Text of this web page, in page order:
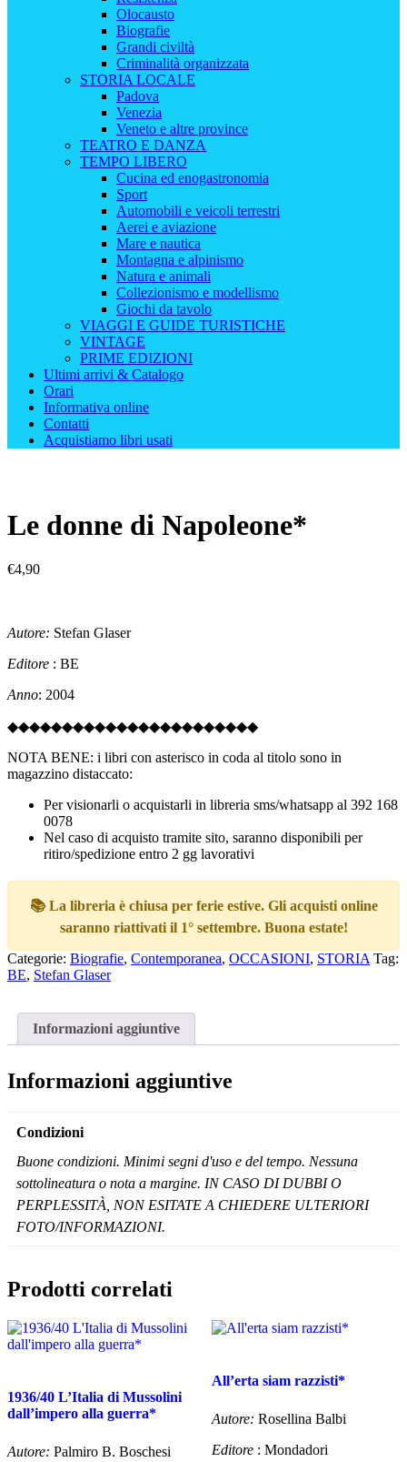
Olocausto
Biografie
Grandi civiltà
Criminalità organizzata
STORIA LOCALE
Padova
Venezia
Veneto e altre province
TEATRO E DANZA
TEMPO LIBERO
Cucina ed enogastronomia
Sport
Automobili e veicoli terrestri
Aerei e aviazione
Mare e nautica
Montagna e alpinismo
Natura e animali
Collezionismo e modellismo
Giochi da tavolo
VIAGGI E GUIDE TURISTICHE
VINTAGE
PRIME EDIZIONI
Ultimi arrivi & Catalogo
Orari
Informativa online
Contatti
Acquistiamo libri usati
Le donne di Napoleone*
€4,90
Autore: Stefan Glaser
Editore : BE
Anno: 2004
◆◆◆◆◆◆◆◆◆◆◆◆◆◆◆◆◆◆◆◆◆◆◆
NOTA BENE: i libri con asterisco in coda al titolo sono in
magazzino distaccato:
Per visionarli o acquistarli in libreria sms/whatsapp al 392 168
0078
Nel caso di acquisto tramite sito, saranno disponibili per
ritiro/spedizione entro 2 gg lavorativi
📚 La libreria è chiusa per ferie estive. Gli acquisti online
saranno riattivati il 1° settembre. Buona estate!
Categorie: Biografie, Contemporanea, OCCASIONI, STORIA Tag:
BE, Stefan Glaser
Informazioni aggiuntive
Informazioni aggiuntive
Condizioni
Buone condizioni. Minimi segni d'uso e del tempo. Nessuna
sottolineatura o nota a margine. IN CASO DI DUBBI O
PERPLESSITÀ, NON ESITATE A CHIEDERE ULTERIORI
FOTO/INFORMAZIONI.
Prodotti correlati
1936/40 L’Italia di Mussolini
dall’impero alla guerra*
Autore: Palmiro B. Boschesi
All’erta siam razzisti*
Autore: Rosellina Balbi
Editore: Mondadori